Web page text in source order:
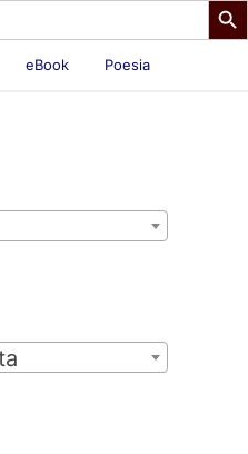
eBook Poesia